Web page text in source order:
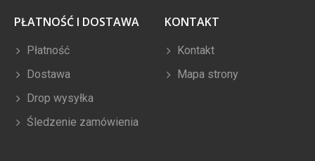
PŁATNOŚĆ I DOSTAWA
Płatność
Dostawa
Drop wysyłka
Śledzenie zamówienia
KONTAKT
Kontakt
Mapa strony